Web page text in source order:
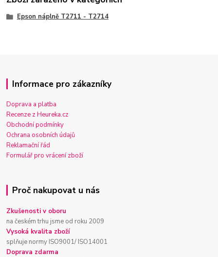
Epson náplně T2711 - T2714
Informace pro zákazníky
Doprava a platba
Recenze z Heureka.cz
Obchodní podmínky
Ochrana osobních údajů
Reklamační řád
Formulář pro vrácení zboží
Proč nakupovat u nás
Zkušenosti v oboru
na českém trhu jsme od roku 2009
Vysoká kvalita zboží
splňuje normy ISO9001/ ISO14001
Doprava zdarma